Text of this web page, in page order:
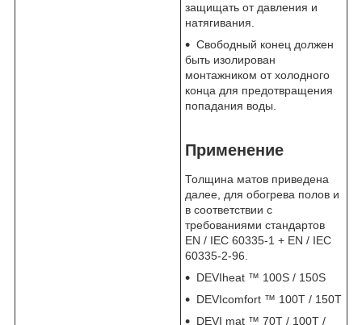
защищать от давления и
натягивания.
Свободный конец должен
быть изолирован
монтажником от холодного
конца для предотвращения
попадания воды.
Применение
Толщина матов приведена
далее, для обогрева полов и
в соответствии с
требованиями стандартов
EN / IEC 60335-1 + EN / IEC
60335-2-96.
DEVIheat ™ 100S / 150S
DEVIcomfort ™ 100Т / 150Т
DEVI mat ™ 70T / 100T /